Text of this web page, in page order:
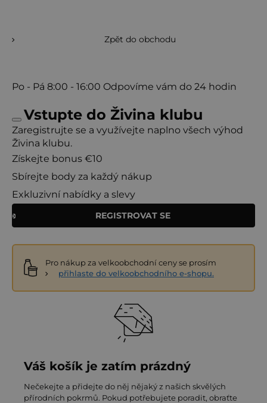
Zpět do obchodu
Po - Pá 8:00 - 16:00 Odpovíme vám do 24 hodin
Vstupte do Živina klubu
Zaregistrujte se a využívejte naplno všech výhod
Živina klubu.
Získejte bonus €10
Sbírejte body za každý nákup
Exkluzivní nabídky a slevy
REGISTROVAT SE
Pro nákup za velkoobchodní ceny se prosím
přihlaste do velkoobchodního e-shopu.
Váš košík je zatím prázdný
Nečekejte a přidejte do něj nějaký z našich skvělých
přírodních pokrmů. Pokud potřebujete poradit, obraťte